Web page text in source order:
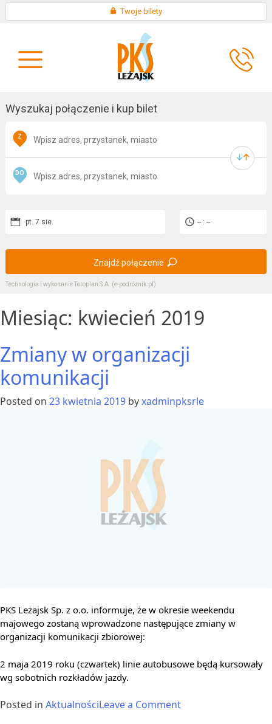
Skip
to
Twoje bilety
×
FIRMIE
Wyszukaj połączenie i kup bilet
Technologia i wykonanieTeroplan S.A. (e-podróżnik.pl)
Z
DO
pt. 7 sie. -- : --
Znajdź połączenie
Miesiąc: kwiecień 2019
Zmiany w organizacji
komunikacji
Posted on 23 kwietnia 2019 byxadminpksrle
PKS Leżajsk Sp. z o.o. informuje, że w okresie weekendu
majowego zostaną wprowadzone następujące zmiany w
organizacji komunikacji zbiorowej:
2 maja 2019 roku (czwartek) linie autobusowe będą kursowały
wg sobotnich rozkładów jazdy.
Posted in AktualnościLeave a Commenton